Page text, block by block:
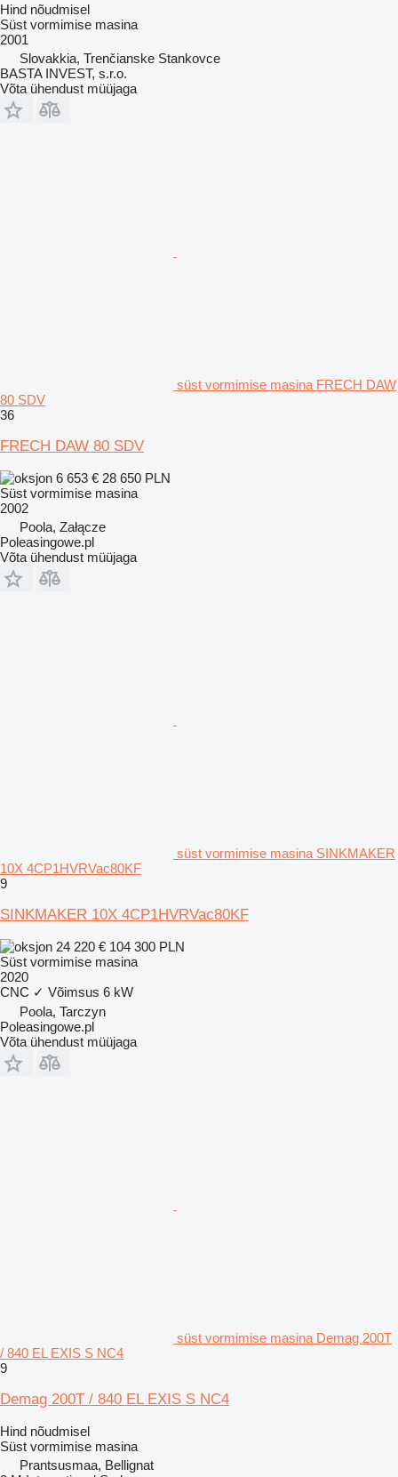
Hind nõudmisel
Süst vormimise masina
2001
Slovakkia, Trenčianske Stankovce
BASTA INVEST, s.r.o.
Võta ühendust müüjaga
süst vormimise masina FRECH DAW
80 SDV
36
FRECH DAW 80 SDV
6 653 € 28 650 PLN
Süst vormimise masina
2002
Poola, Załącze
Poleasingowe.pl
Võta ühendust müüjaga
süst vormimise masina SINKMAKER
10X 4CP1HVRVac80KF
9
SINKMAKER 10X 4CP1HVRVac80KF
24 220 € 104 300 PLN
Süst vormimise masina
2020
CNC ✓ Võimsus 6 kW
Poola, Tarczyn
Poleasingowe.pl
Võta ühendust müüjaga
süst vormimise masina Demag 200T
/ 840 EL EXIS S NC4
9
Demag 200T / 840 EL EXIS S NC4
Hind nõudmisel
Süst vormimise masina
Prantsusmaa, Bellignat